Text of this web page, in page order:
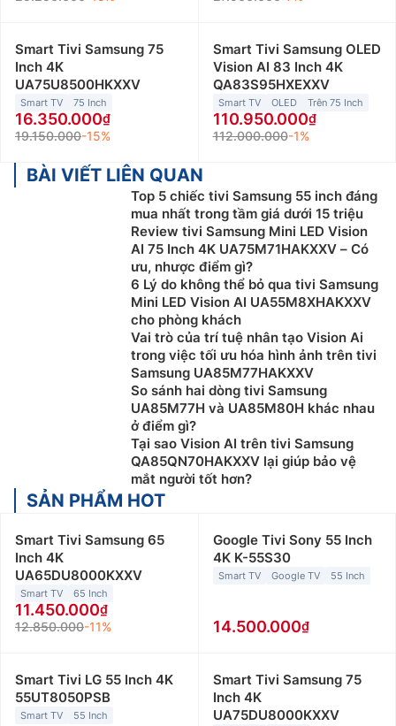
Smart Tivi Samsung 75
Inch 4K
UA75U8500HKXXV
Smart TV 75 Inch
16.350.000
19.150.000-15%
Smart Tivi Samsung OLED
Vision AI 83 Inch 4K
QA83S95HXEXXV
Smart TV OLED Trên 75 Inch
110.950.000
112.000.000-1%
BÀI VIẾT LIÊN QUAN
Top 5 chiếc tivi Samsung 55 inch đáng
mua nhất trong tầm giá dưới 15 triệu
Review tivi Samsung Mini LED Vision
AI 75 Inch 4K UA75M71HAKXXV – Có
ưu, nhược điểm gì?
6 Lý do không thể bỏ qua tivi Samsung
Mini LED Vision AI UA55M8XHAKXXV
cho phòng khách
Vai trò của trí tuệ nhân tạo Vision Ai
trong việc tối ưu hóa hình ảnh trên tivi
Samsung UA85M77HAKXXV
So sánh hai dòng tivi Samsung
UA85M77H và UA85M80H khác nhau
ở điểm gì?
Tại sao Vision AI trên tivi Samsung
QA85QN70HAKXXV lại giúp bảo vệ
mắt người tốt hơn?
SẢN PHẨM HOT
Smart Tivi Samsung 65
Inch 4K
UA65DU8000KXXV
Smart TV 65 Inch
11.450.000
12.850.000-11%
Google Tivi Sony 55 Inch
4K K-55S30
Smart TV Google TV 55 Inch
14.500.000
Smart Tivi LG 55 Inch 4K
55UT8050PSB
Smart TV 55 Inch
Smart Tivi Samsung 75
Inch 4K
UA75DU8000KXXV